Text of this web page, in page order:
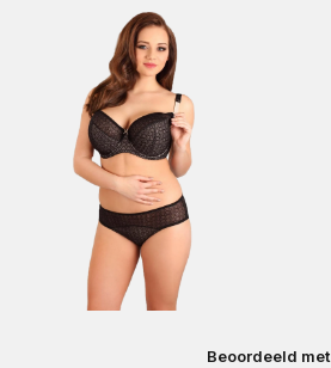
Beoordeeld met